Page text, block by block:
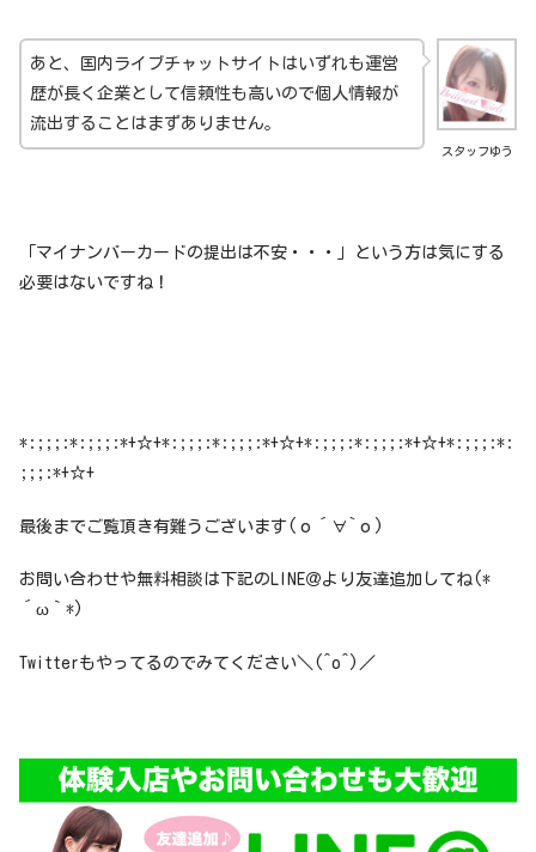
スタッフゆう
あと、国内ライブチャットサイトはいずれも運営
歴が長く企業として信頼性も高いので個人情報が
流出することはまずありません。
「マイナンバーカードの提出は不安・・・」という方は気にする
必要はないですね！
*:;;;:*:;;;:*+☆+*:;;;:*:;;;:*+☆+*:;;;:*:;;;:*+☆+*:;;;:*:
;;;:*+☆+
最後までご覧頂き有難うございます(о´∀`о)
お問い合わせや無料相談は下記のLINE＠より友達追加してね(*
´ω｀*)
Twitterもやってるのでみてください＼(^o^)／